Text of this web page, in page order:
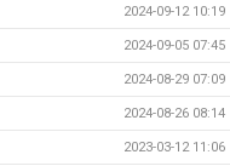
2024-09-12 10:19
2024-09-05 07:45
2024-08-29 07:09
2024-08-26 08:14
2023-03-12 11:06